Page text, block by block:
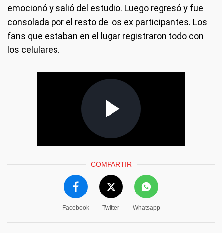
emocionó y salió del estudio. Luego regresó y fue
consolada por el resto de los ex participantes. Los
fans que estaban en el lugar registraron todo con
los celulares.
COMPARTIR
Facebook Twitter Whatsapp